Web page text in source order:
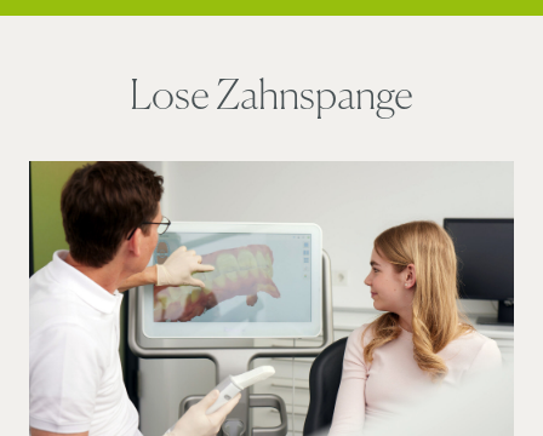
Lose Zahnspange